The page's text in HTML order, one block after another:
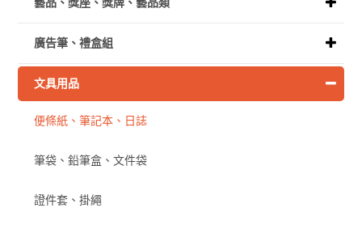
廣告筆、禮盒組
文具用品
便條紙、筆記本、日誌
筆袋、鉛筆盒、文件袋
證件套、掛繩